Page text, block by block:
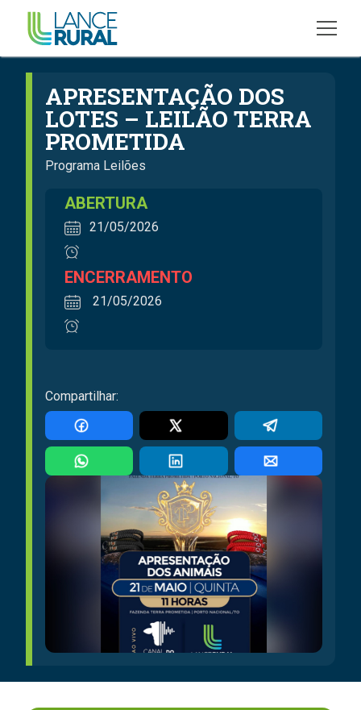
APRESENTAÇÃO DOS
LOTES – LEILÃO TERRA
PROMETIDA
Programa Leilões
ABERTURA
21/05/2026
ENCERRAMENTO
21/05/2026
Compartilhar: